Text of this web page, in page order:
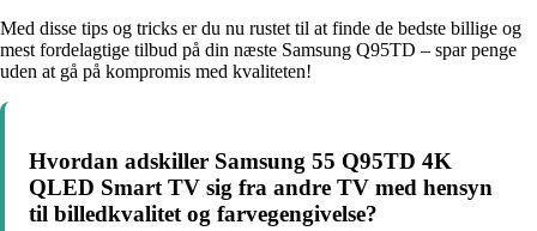
Med disse tips og tricks er du nu rustet til at finde de bedste billige og
mest fordelagtige tilbud på din næste Samsung Q95TD – spar penge
uden at gå på kompromis med kvaliteten!
Hvordan adskiller Samsung 55 Q95TD 4K
QLED Smart TV sig fra andre TV med hensyn
til billedkvalitet og farvegengivelse?